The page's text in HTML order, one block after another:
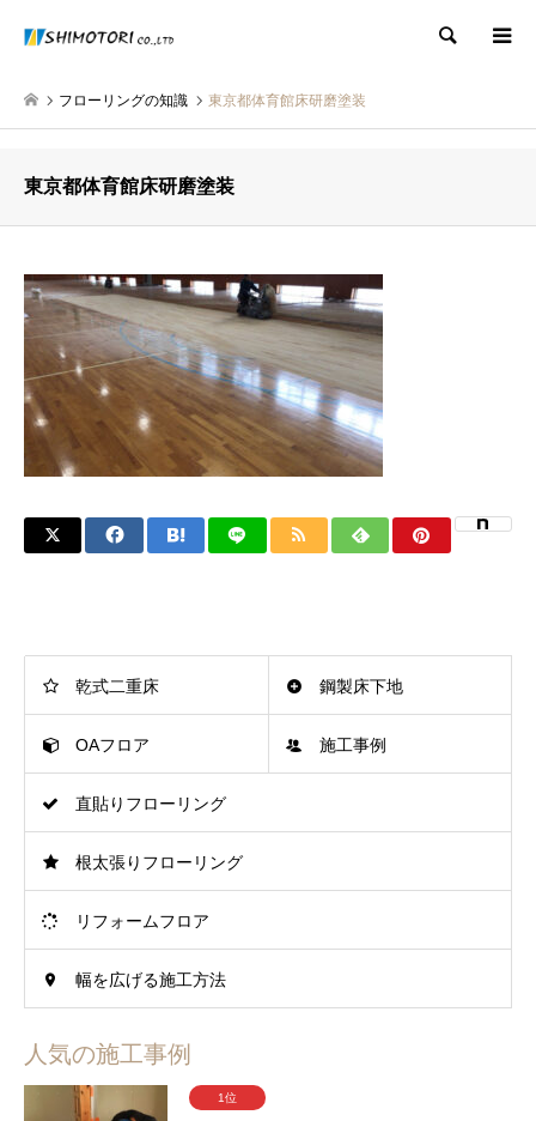
検索
フローリングの知識 東京都体育館床研磨塗装
東京都体育館床研磨塗装
乾式二重床 鋼製床下地
OAフロア 施工事例
直貼りフローリング
根太張りフローリング
リフォームフロア
幅を広げる施工方法
人気の施工事例
1位